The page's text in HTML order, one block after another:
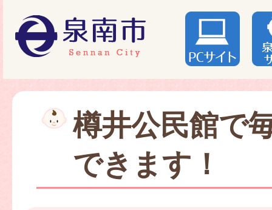
樽井公民館で
できます！